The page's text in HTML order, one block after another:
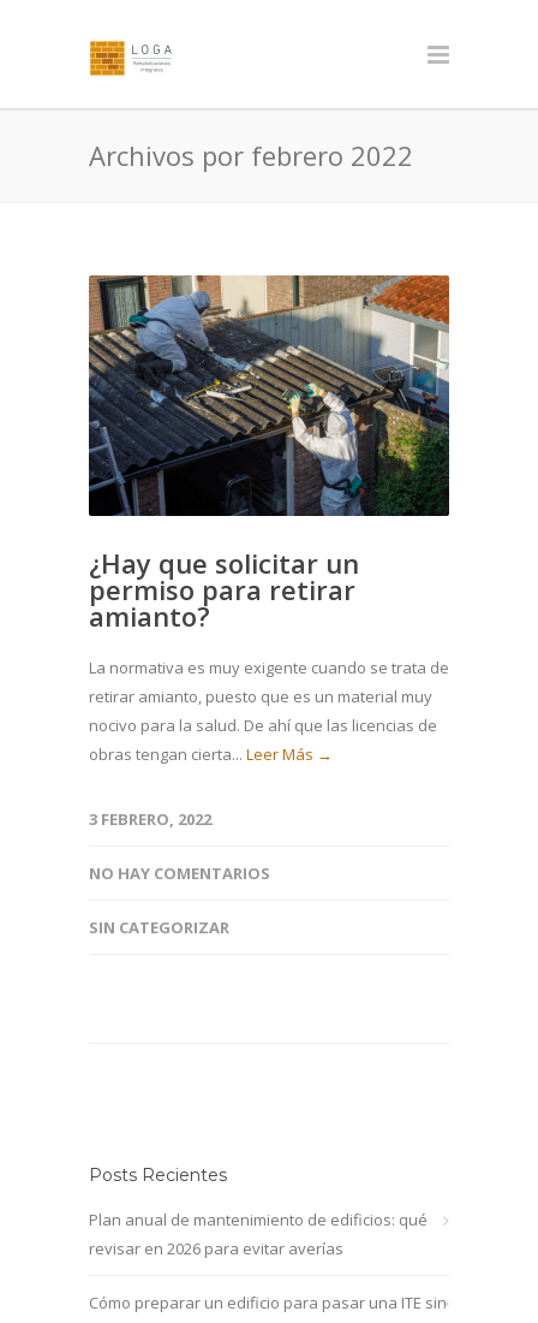
Archivos por febrero 2022
¿Hay que solicitar un
permiso para retirar
amianto?
La normativa es muy exigente cuando se trata de
retirar amianto, puesto que es un material muy
nocivo para la salud. De ahí que las licencias de
obras tengan cierta... Leer Más →
3 FEBRERO, 2022
NO HAY COMENTARIOS
SIN CATEGORIZAR
Posts Recientes
Plan anual de mantenimiento de edificios: qué
revisar en 2026 para evitar averías
Cómo preparar un edificio para pasar una ITE sin